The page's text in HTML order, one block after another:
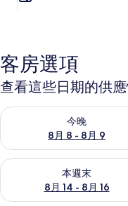
客房選項
查看這些日期的供
今晚
8月 8 - 8月 9
查看今晚 (8月 8 - 8月 9)
本週末
8月 14 - 8月 16
查看本週末 (8月 14 - 8月